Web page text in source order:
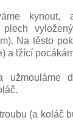
plech
Na těsto
a lžící
užmouláme
(a koláč